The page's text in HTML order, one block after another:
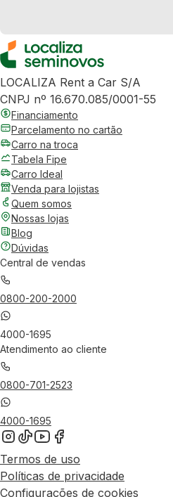
LOCALIZA Rent a Car S/A
CNPJ nº 16.670.085/0001-55
Financiamento
Parcelamento no cartão
Carro na troca
Tabela Fipe
Carro Ideal
Venda para lojistas
Quem somos
Nossas lojas
Blog
Dúvidas
Central de vendas
0800-200-2000
4000-1695
Atendimento ao cliente
0800-701-2523
4000-1695
Termos de uso
Políticas de privacidade
Configurações de cookies